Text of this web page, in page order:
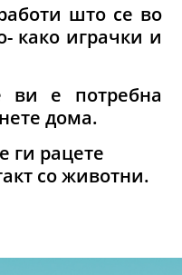
што се во
како играчки и
е потребна
дома.
ги рацете
со животни.